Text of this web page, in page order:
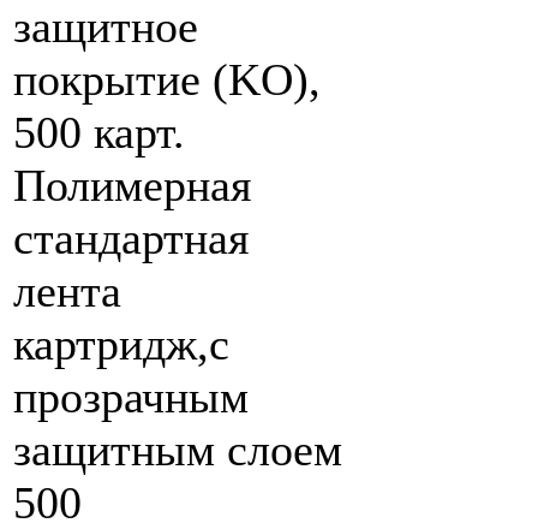
защитное
покрытие (KO),
500 карт.
Полимерная
стандартная
лента
картридж,с
прозрачным
защитным слоем
500